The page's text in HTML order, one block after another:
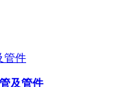
及管件